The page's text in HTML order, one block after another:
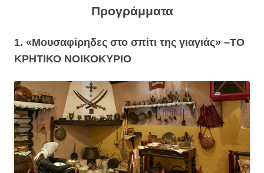
Προγράμματα
1. «Μουσαφίρηδες στο σπίτι της γιαγιάς» –ΤΟ
ΚΡΗΤΙΚΟ ΝΟΙΚΟΚΥΡΙΟ